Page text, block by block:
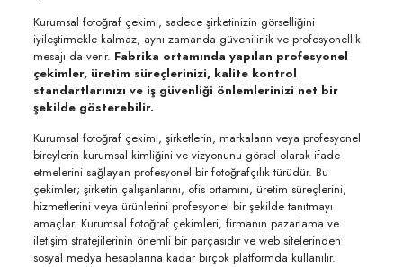
Kurumsal fotoğraf çekimi, sadece şirketinizin görselliğini
iyileştirmekle kalmaz, aynı zamanda güvenilirlik ve profesyonellik
mesajı da verir. Fabrika ortamında yapılan profesyonel
çekimler, üretim süreçlerinizi, kalite kontrol
standartlarınızı ve iş güvenliği önlemlerinizi net bir
şekilde gösterebilir.
Kurumsal fotoğraf çekimi, şirketlerin, markaların veya profesyonel
bireylerin kurumsal kimliğini ve vizyonunu görsel olarak ifade
etmelerini sağlayan profesyonel bir fotoğrafçılık türüdür. Bu
çekimler; şirketin çalışanlarını, ofis ortamını, üretim süreçlerini,
hizmetlerini veya ürünlerini profesyonel bir şekilde tanıtmayı
amaçlar. Kurumsal fotoğraf çekimleri, firmanın pazarlama ve
iletişim stratejilerinin önemli bir parçasıdır ve web sitelerinden
sosyal medya hesaplarına kadar birçok platformda kullanılır.